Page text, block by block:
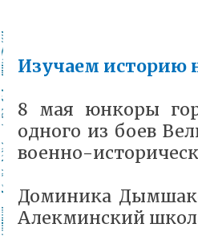
Изучаем историю
8 мая юнкоры
одного из боев
военно-
Доминика
Алекминский